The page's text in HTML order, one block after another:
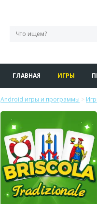
ГЛАВНАЯ ИГРЫ
Android игры и программы >